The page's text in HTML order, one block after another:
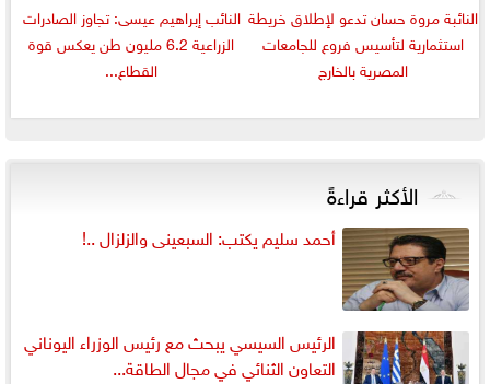
النائبة مروة حسان تدعو لإطلاق خريطة
استثمارية لتأسيس فروع للجامعات
المصرية بالخارج
النائب إبراهيم عيسى: تجاوز الصادرات
الزراعية 6.2 مليون طن يعكس قوة
القطاع...
الأكثر قراءةً
أحمد سليم يكتب: السبعينى والزلزال ..!
الرئيس السيسي يبحث مع رئيس الوزراء اليوناني
التعاون الثنائي في مجال الطاقة...